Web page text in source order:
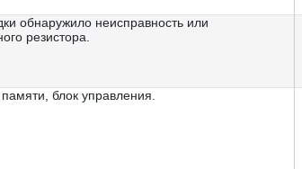
обнаружило неисправность или
резистора.
блок управления.